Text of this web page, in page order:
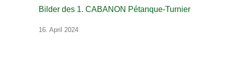
Bilder des 1. CABANON Pétanque-Turnier
16. April 2024